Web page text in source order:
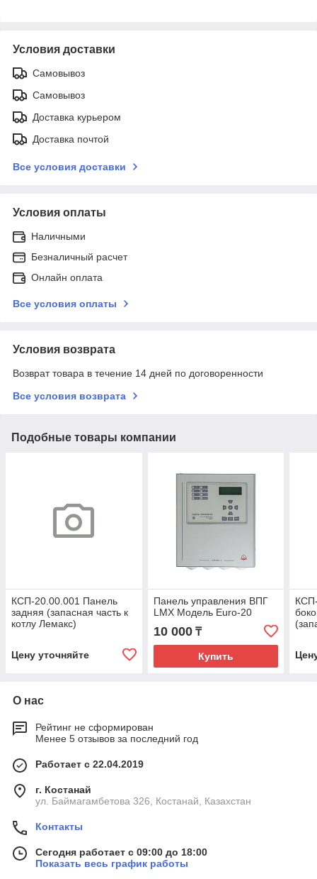
Условия доставки
Самовывоз
Самовывоз
Доставка курьером
Доставка почтой
Все условия доставки
Условия оплаты
Наличными
Безналичный расчет
Онлайн оплата
Все условия оплаты
Условия возврата
Возврат товара в течение 14 дней по договоренности
Все условия возврата
Подобные товары компании
КСП-20.00.001 Панель
задняя (запасная часть к
котлу Лемакс)
Цену уточняйте
Панель управления ВПГ
LMX Модель Euro-20
10 000₸
Купить
О нас
Рейтинг не сформирован
Менее 5 отзывов за последний год
Работает с 22.04.2019
г. Костанай
ул. Баймагамбетова 326, Костанай, Казахстан
Контакты
Сегодня работает с 09:00 до 18:00
Показать весь график работы